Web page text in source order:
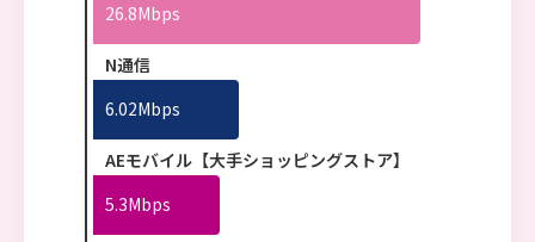
26.8Mbps
N通信
6.02Mbps
AEモバイル【大手ショッピングストア】
5.3Mbps